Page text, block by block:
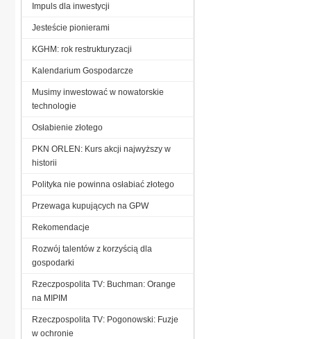
Impuls dla inwestycji
Jesteście pionierami
KGHM: rok restrukturyzacji
Kalendarium Gospodarcze
Musimy inwestować w nowatorskie
technologie
Osłabienie złotego
PKN ORLEN: Kurs akcji najwyższy w
historii
Polityka nie powinna osłabiać złotego
Przewaga kupujących na GPW
Rekomendacje
Rozwój talentów z korzyścią dla
gospodarki
Rzeczpospolita TV: Buchman: Orange
na MIPIM
Rzeczpospolita TV: Pogonowski: Fuzje
w ochronie